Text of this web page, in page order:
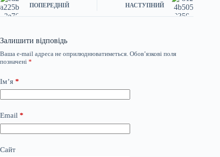
ПОПЕРЕДНІЙ НАСТУПНИЙ
Залишити відповідь
Ваша e-mail адреса не оприлюднюватиметься. Обов’язкові поля
позначені *
Ім’я *
Email *
Сайт